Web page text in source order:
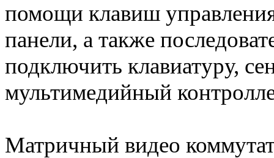
помощи клавиш
панели, а также
подключить клавиатуру,
мультимедийный
Матричный видео